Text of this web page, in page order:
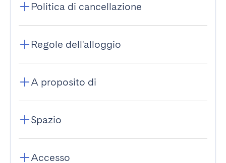
Politica di cancellazione
Regole dell'alloggio
A proposito di
Spazio
Accesso